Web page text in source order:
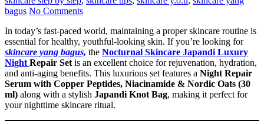
bagus No Comments
In today’s fast-paced world, maintaining a proper skincare routine is
essential for healthy, youthful-looking skin. If you’re looking for
skincare yang bagus, the Nocturnal Skincare Japandi Luxury
Night Repair Set is an excellent choice for rejuvenation, hydration,
and anti-aging benefits. This luxurious set features a Night Repair
Serum with Copper Peptides, Niacinamide & Nordic Oats (30
ml) along with a stylish Japandi Knot Bag, making it perfect for
your nighttime skincare ritual.